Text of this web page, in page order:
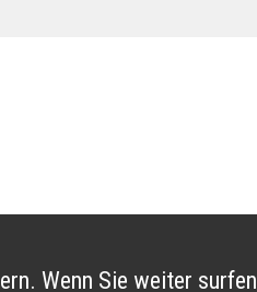
Wenn Sie weiter